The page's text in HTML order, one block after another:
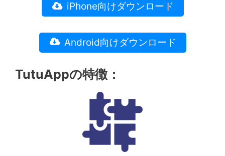
iPhone向けダウンロード
Android向けダウンロード
TutuAppの特徴：